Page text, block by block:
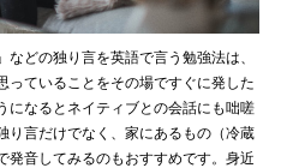
などの独り言を英語で言う勉強法は、
っていることをその場ですぐに発した
になるとネイティブとの会話にも咄嗟
り言だけでなく、家にあるもの（冷蔵
発音してみるのもおすすめです。身近